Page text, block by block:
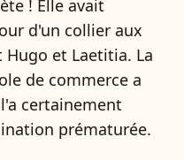
! Elle avait
d'un collier aux
et Laetitia. La
de commerce a
certainement
prématurée.